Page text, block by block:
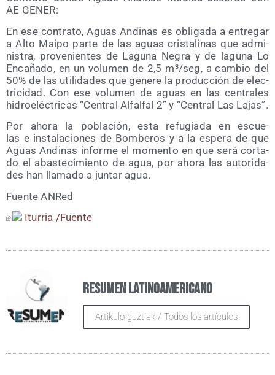
AE GENER:
En ese con­tra­to, Aguas Andi­nas es obli­ga­da a entre­gar
a Alto Mai­po par­te de las aguas cris­ta­li­nas que admi­
nis­tra, pro­ve­nien­tes de Lagu­na Negra y de lagu­na Lo
Enca­ña­do, en un volu­men de 2,5 m³/​seg, a cam­bio del
50% de las uti­li­da­des que gene­re la pro­duc­ción de elec­
tri­ci­dad. Con ese volu­men de aguas en las cen­tra­les
hidro­eléc­tri­cas “Cen­tral Alfal­fal 2” y “Cen­tral Las Lajas”.
Por aho­ra la pobla­ción, esta refu­gia­da en escue­
las e ins­ta­la­cio­nes de Bom­be­ros y a la espe­ra de que
Aguas Andi­nas infor­me el momen­to en que será cor­ta­
do el abas­te­ci­mien­to de agua, por aho­ra las auto­ri­da­
des han lla­ma­do a jun­tar agua.
Fuen­te ANRed
Itu­rria /​Fuen­te
Resumen Latinoamericano
Artikulo guztiak / Todos los artículos